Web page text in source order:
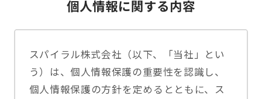
個人情報に関する内容
スパイラル株式会社（以下、「当社」とい
う）は、個人情報保護の重要性を認識し、
個人情報保護の方針を定めるとともに、ス